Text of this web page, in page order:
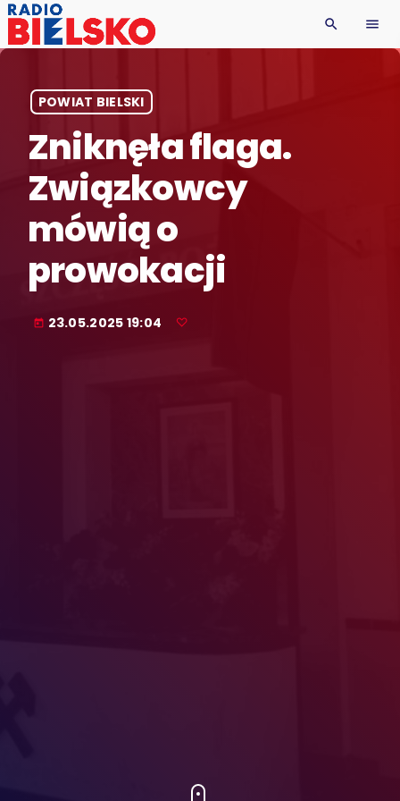
search menu
POWIAT BIELSKI
Zniknęła flaga.
Związkowcy
mówią o
prowokacji
today 23.05.2025 19:04